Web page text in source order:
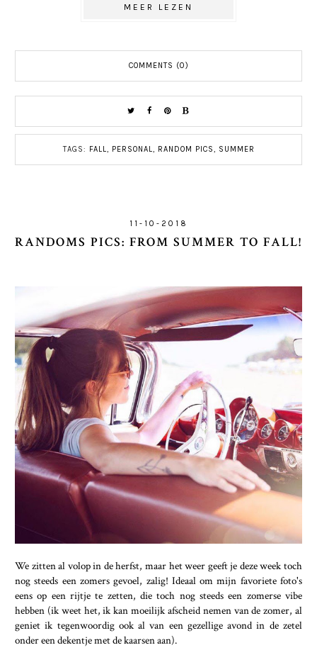
MEER LEZEN
COMMENTS (0)
TAGS: FALL, PERSONAL, RANDOM PICS, SUMMER
11-10-2018
RANDOMS PICS: FROM SUMMER TO FALL!
We zitten al volop in de herfst, maar het weer geeft je deze week toch
nog steeds een zomers gevoel, zalig! Ideaal om mijn favoriete foto's
eens op een rijtje te zetten, die toch nog steeds een zomerse vibe
hebben (ik weet het, ik kan moeilijk afscheid nemen van de zomer, al
geniet ik tegenwoordig ook al van een gezellige avond in de zetel
onder een dekentje met de kaarsen aan).